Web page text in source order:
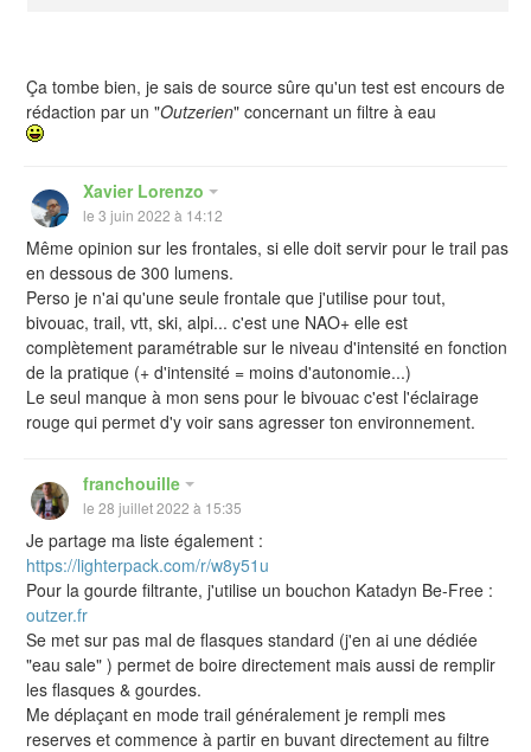
Ça tombe bien, je sais de source sûre qu'un test est encours de
rédaction par un "Outzerien" concernant un filtre à eau
Xavier Lorenzo
le 3 juin 2022 à 14:12
Même opinion sur les frontales, si elle doit servir pour le trail pas
en dessous de 300 lumens.
Perso je n'ai qu'une seule frontale que j'utilise pour tout,
bivouac, trail, vtt, ski, alpi... c'est une NAO+ elle est
complètement paramétrable sur le niveau d'intensité en fonction
de la pratique (+ d'intensité = moins d'autonomie...)
Le seul manque à mon sens pour le bivouac c'est l'éclairage
rouge qui permet d'y voir sans agresser ton environnement.
franchouille
le 28 juillet 2022 à 15:35
Je partage ma liste également :
https://lighterpack.com/r/w8y51u
Pour la gourde filtrante, j'utilise un bouchon Katadyn Be-Free :
outzer.fr
Se met sur pas mal de flasques standard (j'en ai une dédiée
"eau sale" ) permet de boire directement mais aussi de remplir
les flasques & gourdes.
Me déplaçant en mode trail généralement je rempli mes
reserves et commence à partir en buvant directement au filtre